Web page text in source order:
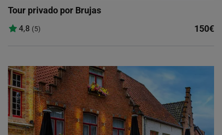
Tour privado por Brujas
4,8 (5) 150€